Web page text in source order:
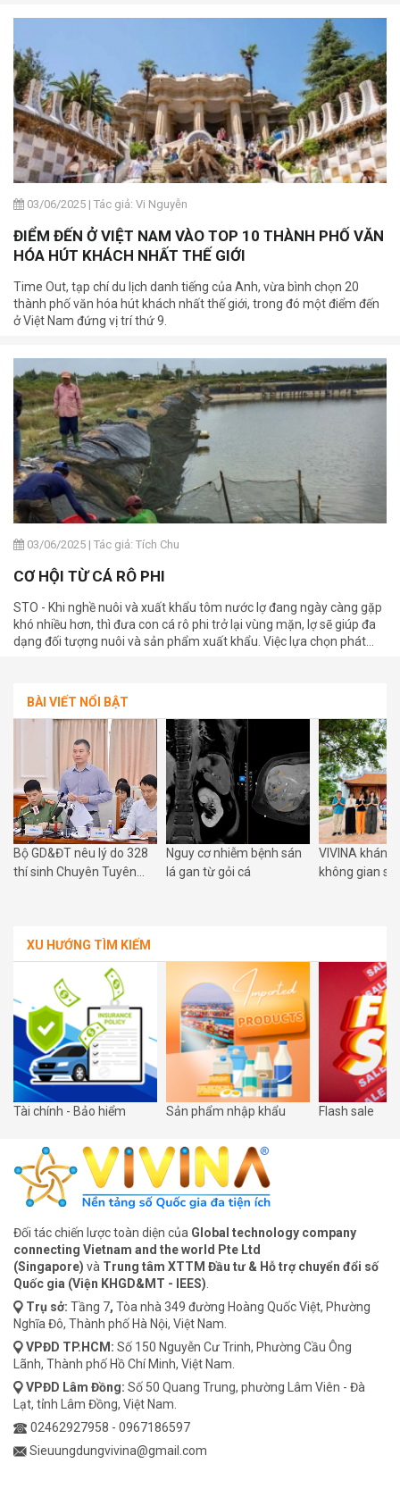
03/06/2025 | Tác giả: Vi Nguyễn
ĐIỂM ĐẾN Ở VIỆT NAM VÀO TOP 10 THÀNH PHỐ VĂN
HÓA HÚT KHÁCH NHẤT THẾ GIỚI
Time Out, tạp chí du lịch danh tiếng của Anh, vừa bình chọn 20
thành phố văn hóa hút khách nhất thế giới, trong đó một điểm đến
ở Việt Nam đứng vị trí thứ 9.
03/06/2025 | Tác giả: Tích Chu
CƠ HỘI TỪ CÁ RÔ PHI
STO - Khi nghề nuôi và xuất khẩu tôm nước lợ đang ngày càng gặp
khó nhiều hơn, thì đưa con cá rô phi trở lại vùng mặn, lợ sẽ giúp đa
dạng đối tượng nuôi và sản phẩm xuất khẩu. Việc lựa chọn phát
BÀI VIẾT NỔI BẬT
Bộ GD&ĐT nêu lý do 328
thí sinh Chuyên Tuyên
Nguy cơ nhiễm bệnh sán
lá gan từ gỏi cá
VIVINA khánh
không gian
XU HƯỚNG TÌM KIẾM
Tài chính - Bảo hiểm Sản phẩm nhập khẩu Flash sale
Đối tác chiến lược toàn diện của Global technology company
connecting Vietnam and the world Pte Ltd
(Singapore) và Trung tâm XTTM Đầu tư & Hỗ trợ chuyển đổi số
Quốc gia (Viện KHGD&MT - IEES)
Trụ sở: Tầng 7, Tòa nhà 349 đường Hoàng Quốc Việt, Phường
Nghĩa Đô, Thành phố Hà Nội, Việt Nam.
VPĐD TP.HCM: Số 150 Nguyễn Cư Trinh, Phường Cầu Ông
Lãnh, Thành phố Hồ Chí Minh, Việt Nam.
VPĐD Lâm Đồng: Số 50 Quang Trung, phường Lâm Viên - Đà
Lạt, tỉnh Lâm Đồng, Việt Nam.
02462927958 - 0967186597
Sieuungdungvivina@gmail.com